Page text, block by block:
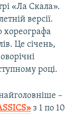
«Ла Скала».
версії.
хореографа
Це січень,
році.
–
S» з 1 по 10